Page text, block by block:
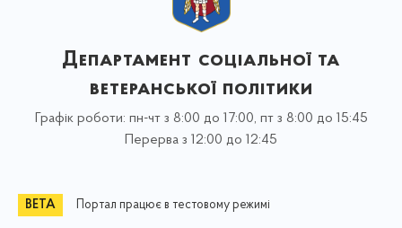
Департамент соціальної та
ветеранської політики
Графік роботи: пн-чт з 8:00 до 17:00, пт з 8:00 до 15:45
Перерва з 12:00 до 12:45
Портал працює в тестовому режимі